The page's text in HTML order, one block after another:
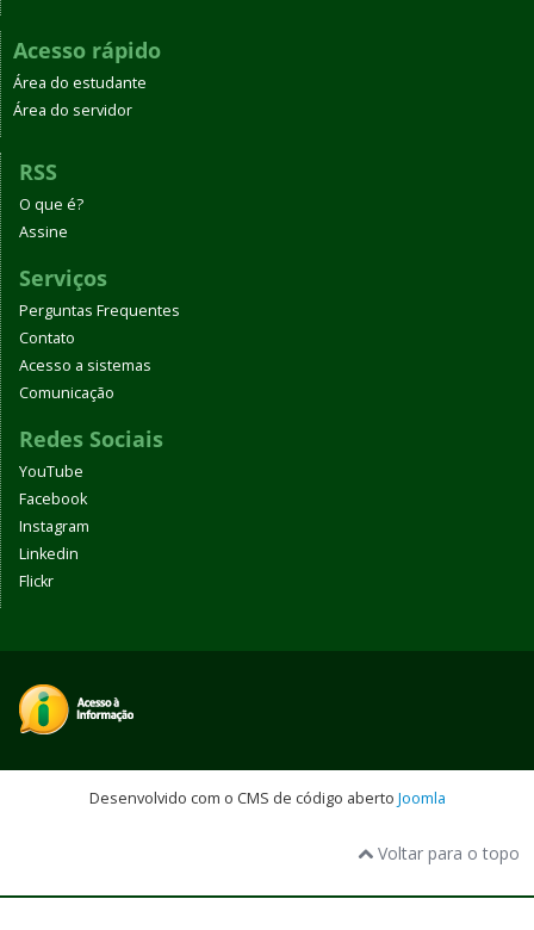
Acesso rápido
Área do estudante
Área do servidor
RSS
O que é?
Assine
Serviços
Perguntas Frequentes
Contato
Acesso a sistemas
Comunicação
Redes Sociais
YouTube
Facebook
Instagram
Linkedin
Flickr
Desenvolvido com o CMS de código aberto Joomla
Voltar para o topo